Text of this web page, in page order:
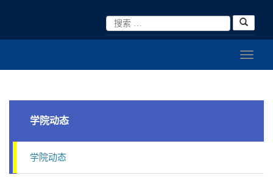
学院动态
学院动态